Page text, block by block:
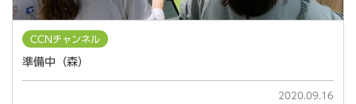
CCNチャンネル
準備中（森）
2020.09.16